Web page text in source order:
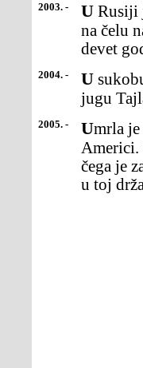
2003. - U Rusiji je uhapšen milijarder Mihail Hodorkovski, koji se nalazio
na čelu
devet
2004. - U sukobu muslimanskih demonstranata sa vojskom i policijomna
jugu
2005. - Umrla je Roza Parks (93) začetnica pokreta za zaštituprava crnaca u
Americi.
čega je
u toj